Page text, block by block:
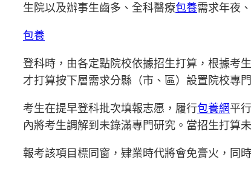
生院以及辦事生齒多、全科醫療包養需求年夜
包養
登科時，由各定點院校依據招生打算，根據考
才打算按下層需求分縣（市、區）設置院校專
考生在提早登科批次填報志愿，履行包養網平
內將考生調解到未錄滿專門研究。當招生打算
報考該項目標同窗，肄業時代將會免膏火，同時